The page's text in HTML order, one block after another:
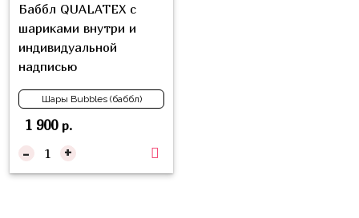
Баббл QUALATEX с
шариками внутри и
индивидуальной
надписью
Шары Bubbles (баббл)
1 900р.
- +
Фрукты
Овощи
Шары
для
Геймеров
Пиратская